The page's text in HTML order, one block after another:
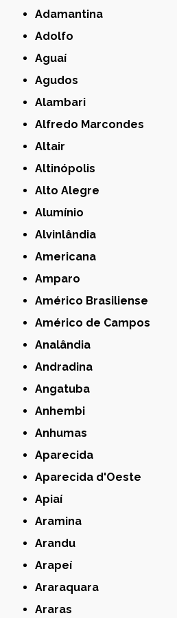
Adamantina
Adolfo
Aguaí
Agudos
Alambari
Alfredo Marcondes
Altair
Altinópolis
Alto Alegre
Alumínio
Alvinlândia
Americana
Amparo
Américo Brasiliense
Américo de Campos
Analândia
Andradina
Angatuba
Anhembi
Anhumas
Aparecida
Aparecida d'Oeste
Apiaí
Aramina
Arandu
Arapeí
Araraquara
Araras